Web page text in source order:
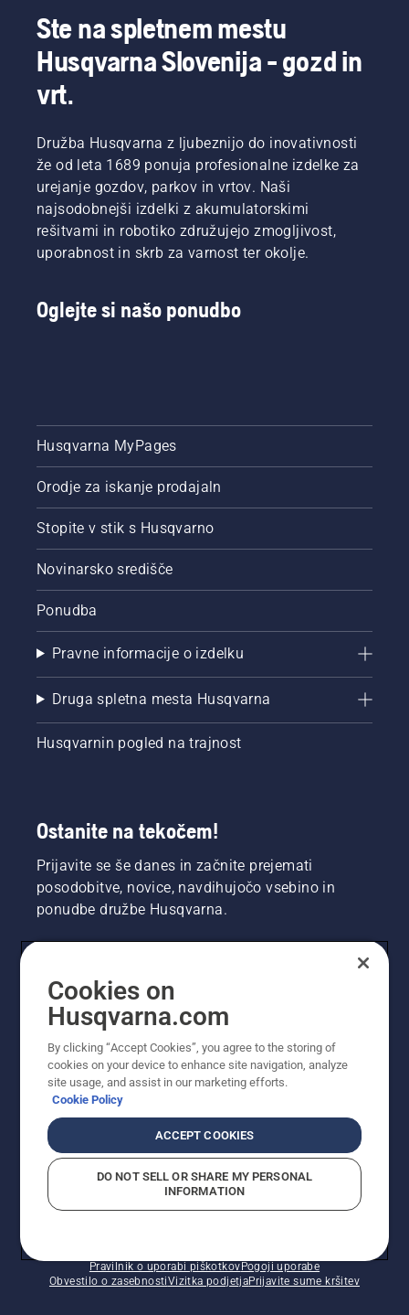
Ste na spletnem mestu
Husqvarna Slovenija - gozd in
vrt.
Družba Husqvarna z ljubeznijo do inovativnosti
že od leta 1689 ponuja profesionalne izdelke za
urejanje gozdov, parkov in vrtov. Naši
najsodobnejši izdelki z akumulatorskimi
rešitvami in robotiko združujejo zmogljivost,
uporabnost in skrb za varnost ter okolje.
Oglejte si našo ponudbo
Husqvarna MyPages
Orodje za iskanje prodajaln
Stopite v stik s Husqvarno
Novinarsko središče
Ponudba
Pravne informacije o izdelku
Druga spletna mesta Husqvarna
Husqvarnin pogled na trajnost
Ostanite na tekočem!
Prijavite se še danes in začnite prejemati
posodobitve, novice, navdihujočo vsebino in
ponudbe družbe Husqvarna.
Pravilnik o uporabi piškotkovPogoji uporabe
Obvestilo o zasebnostiVizitka podjetjaPrijavite sume kršitev
Cookies on
Husqvarna.com
By clicking “Accept Cookies”, you agree to the storing of
cookies on your device to enhance site navigation, analyze
site usage, and assist in our marketing efforts.
Cookie Policy
ACCEPT COOKIES
DO NOT SELL OR SHARE MY PERSONAL
INFORMATION